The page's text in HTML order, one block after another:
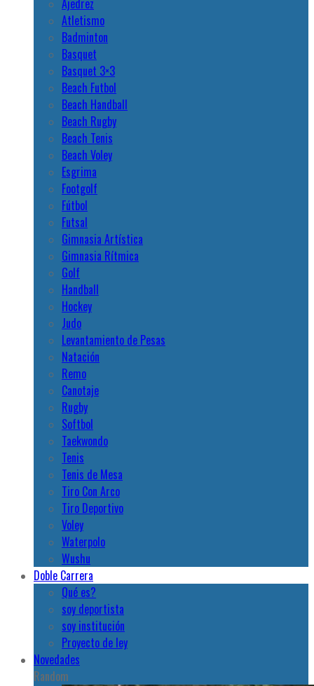
Ajedrez
Atletismo
Badminton
Basquet
Basquet 3×3
Beach Futbol
Beach Handball
Beach Rugby
Beach Tenis
Beach Voley
Esgrima
Footgolf
Fútbol
Futsal
Gimnasia Artística
Gimnasia Rítmica
Golf
Handball
Hockey
Judo
Levantamiento de Pesas
Natación
Remo
Canotaje
Rugby
Softbol
Taekwondo
Tenis
Tenis de Mesa
Tiro Con Arco
Tiro Deportivo
Voley
Waterpolo
Wushu
Doble Carrera
Qué es?
soy deportista
soy institución
Proyecto de ley
Novedades
Random